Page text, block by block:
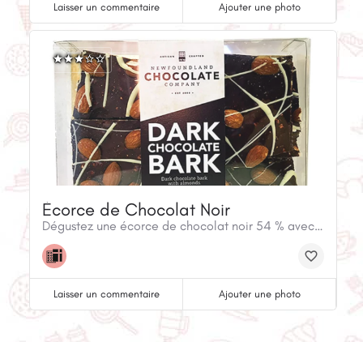
Laisser un commentaire Ajouter une photo
Écorce de Chocolat Noir
Dégustez une écorce de chocolat noir 54 % avec de délicieuses amandes salées.
Laisser un commentaire Ajouter une photo